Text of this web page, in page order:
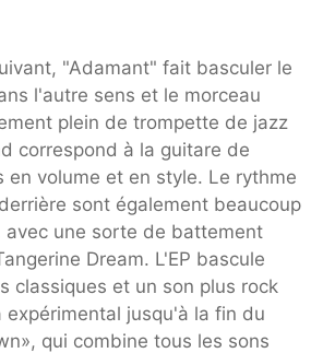
"Adamant" fait basculer le
l'autre sens et le morceau
plein de trompette de jazz
correspond à la guitare de
en volume et en style. Le rythme
sont également beaucoup
avec une sorte de battement
Dream. L'EP bascule
classiques et un son plus rock
expérimental jusqu'à la fin du
qui combine tous les sons